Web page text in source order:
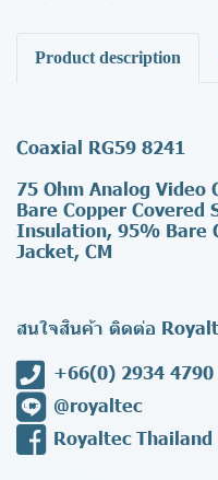
Product description
Coaxial RG59 8241
75 Ohm Analog Video
Bare Copper Covered
Insulation, 95% Bare
Jacket, CM
สนใจสินค้า ติดต่อ
+66(0) 2934 4790
@royaltec
Royaltec Thailand